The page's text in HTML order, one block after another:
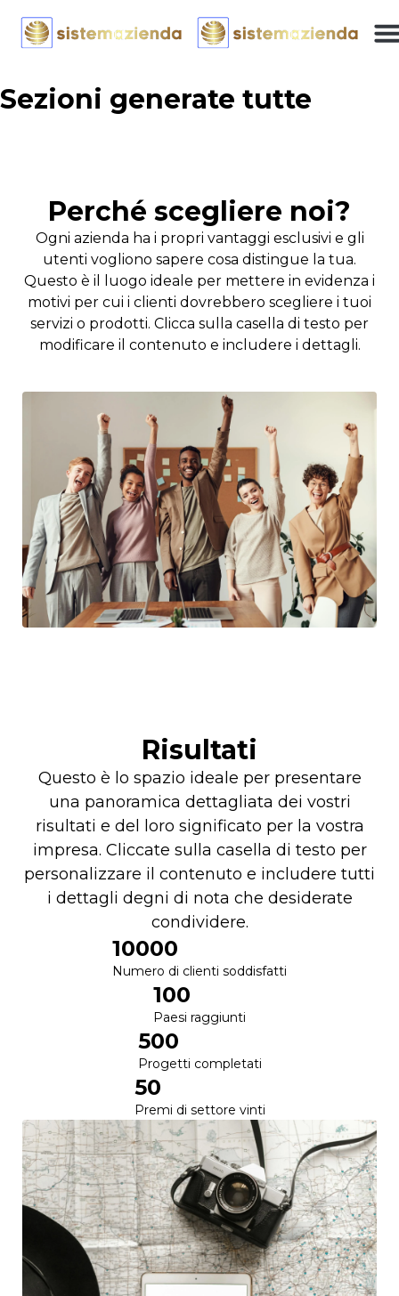
Sezioni generate tutte
Perché scegliere noi?
Ogni azienda ha i propri vantaggi esclusivi e gli
utenti vogliono sapere cosa distingue la tua.
Questo è il luogo ideale per mettere in evidenza i
motivi per cui i clienti dovrebbero scegliere i tuoi
servizi o prodotti. Clicca sulla casella di testo per
modificare il contenuto e includere i dettagli.
Risultati
Questo è lo spazio ideale per presentare
una panoramica dettagliata dei vostri
risultati e del loro significato per la vostra
impresa. Cliccate sulla casella di testo per
personalizzare il contenuto e includere tutti
i dettagli degni di nota che desiderate
condividere.
Numero di clienti soddisfatti
10000
Paesi raggiunti
100
Progetti completati
500
Premi di settore vinti
50